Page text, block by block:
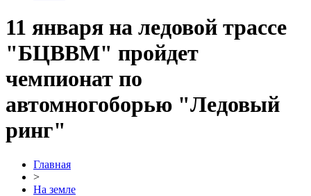
11 января на ледовой трассе
"БЦВВМ" пройдет
чемпионат по
автомногоборью "Ледовый
ринг"
Главная
>
На земле